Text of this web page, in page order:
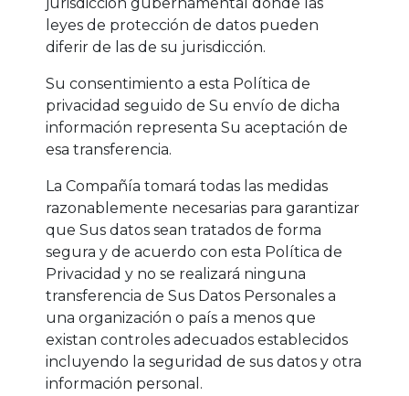
leyes de protección de datos pueden
diferir de las de su jurisdicción.
Su consentimiento a esta Política de
privacidad seguido de Su envío de dicha
información representa Su aceptación de
esa transferencia.
La Compañía tomará todas las medidas
razonablemente necesarias para garantizar
que Sus datos sean tratados de forma
segura y de acuerdo con esta Política de
Privacidad y no se realizará ninguna
transferencia de Sus Datos Personales a
una organización o país a menos que
existan controles adecuados establecidos
incluyendo la seguridad de sus datos y otra
información personal.